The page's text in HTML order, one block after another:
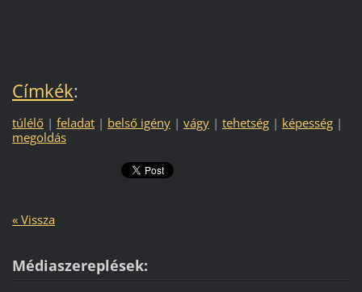
Címkék:
túlélő | feladat | belső igény | vágy | tehetség | képesség |
megoldás
« Vissza
Médiaszereplések: